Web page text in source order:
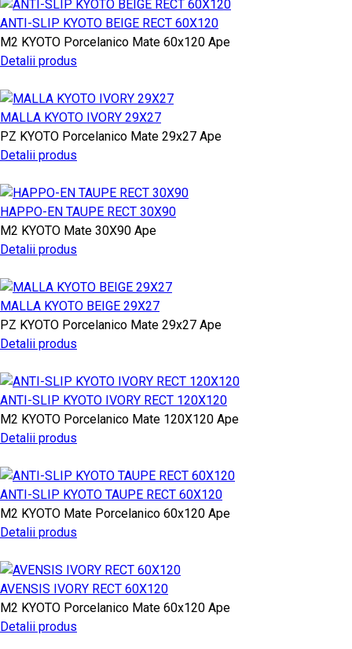
ANTI-SLIP KYOTO BEIGE RECT 60X120
M2 KYOTO Porcelanico Mate 60x120 Ape
Detalii produs
MALLA KYOTO IVORY 29X27
PZ KYOTO Porcelanico Mate 29x27 Ape
Detalii produs
HAPPO-EN TAUPE RECT 30X90
M2 KYOTO Mate 30X90 Ape
Detalii produs
MALLA KYOTO BEIGE 29X27
PZ KYOTO Porcelanico Mate 29x27 Ape
Detalii produs
ANTI-SLIP KYOTO IVORY RECT 120X120
M2 KYOTO Porcelanico Mate 120X120 Ape
Detalii produs
ANTI-SLIP KYOTO TAUPE RECT 60X120
M2 KYOTO Mate Porcelanico 60x120 Ape
Detalii produs
AVENSIS IVORY RECT 60X120
M2 KYOTO Porcelanico Mate 60x120 Ape
Detalii produs